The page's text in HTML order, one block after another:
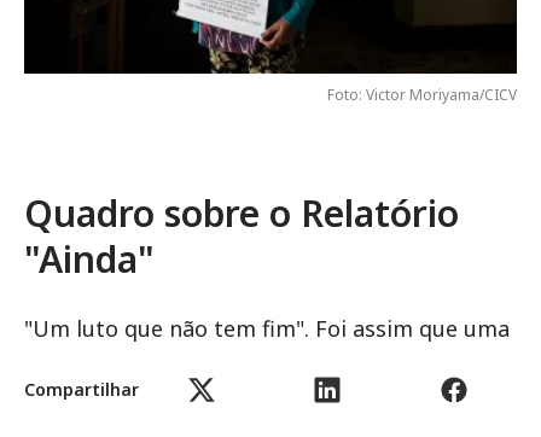
Compartilhar
Foto: Victor Moriyama/CICV
Quadro sobre o Relatório
"Ainda"
"Um luto que não tem fim". Foi assim que uma
desaparecimento de seu filho, no estado de